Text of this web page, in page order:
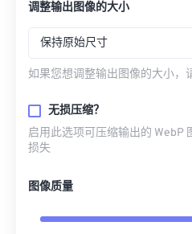
调整输出图像的大小
保持原始尺寸
如果您想调整输出图像的大小，
无损压缩？
启用此选项可压缩输出的 WebP
损失
图像质量